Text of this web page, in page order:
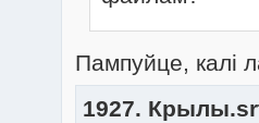
Пампуйце, калі
1927.